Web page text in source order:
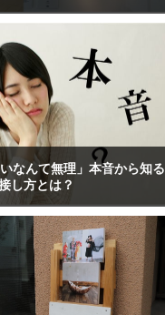
いなんて無理」本音から知る
し方とは？